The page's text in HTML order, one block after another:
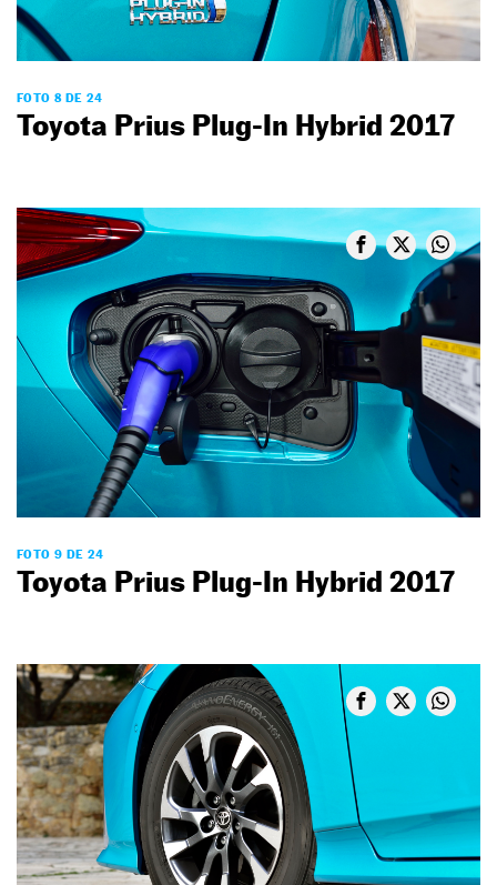
FOTO 8 DE 24
Toyota Prius Plug-In Hybrid 2017
FOTO 9 DE 24
Toyota Prius Plug-In Hybrid 2017